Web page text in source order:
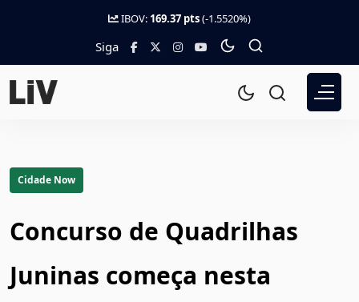
IBOV: 169.37 pts(-1.5520%)
Siga
Cidade Now
Concurso de Quadrilhas
Juninas começa nesta